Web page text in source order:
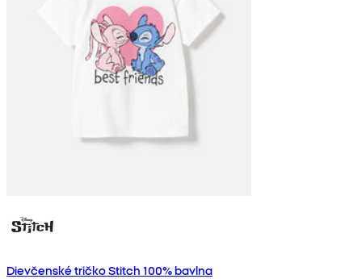
Dievčenské tričko Stitch 100% bavlna